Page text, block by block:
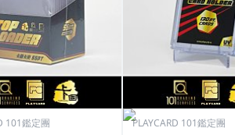
101鑑定團 PLAYCARD 101鑑定團